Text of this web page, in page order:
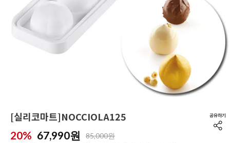
[실리코마트]NOCCIOLA125
20% 67,990원 85,000원